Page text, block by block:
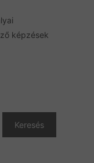
képzések
Keresés